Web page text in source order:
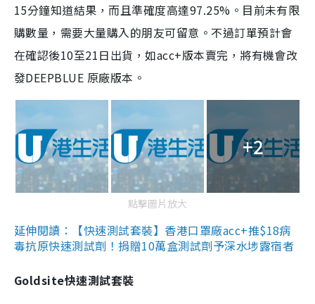
15分鐘知道結果，而且準確度高達97.25%。目前未有限
購數量，需要大量購入的朋友可留意。不過訂單預計會
在確認後10至21日出貨，如acc+版本賣完，將有機會改
發DEEPBLUE 原廠版本。
+2
點擊圖片放大
延伸閱讀：【快速測試套裝】香港口罩廠acc+推$18病
毒抗原快速測試劑！捐贈10萬盒測試劑予深水埗露宿者
Goldsite快速測試套裝